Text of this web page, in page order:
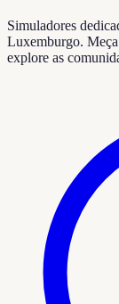
Simuladores
Luxemburgo.
explore as